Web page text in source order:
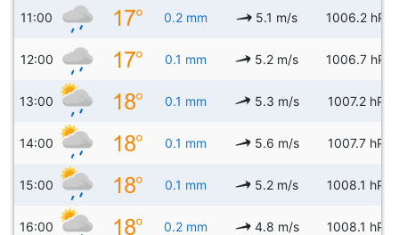
11:00 0.2 mm 5.1 m/s 1006.2 hPa
12:00 0.1 mm 5.2 m/s 1006.7 hPa
13:00 0.1 mm 5.3 m/s 1007.2 hPa
14:00 0.1 mm 5.6 m/s 1007.7 hPa
15:00 0.1 mm 5.2 m/s 1008.1 hPa
16:00 0.2 mm 4.8 m/s 1008.1 hPa